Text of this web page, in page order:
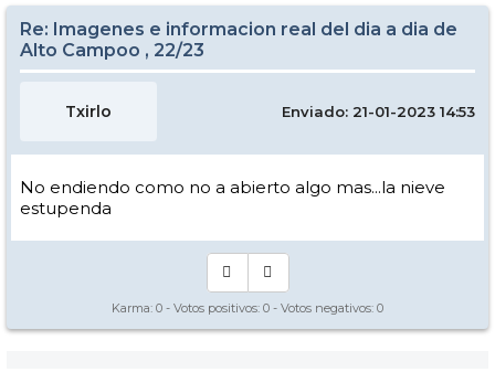
Re: Imagenes e informacion real del dia a dia de
Alto Campoo , 22/23
Txirlo Enviado: 21-01-2023 14:53
No endiendo como no a abierto algo mas...la nieve
estupenda
Karma: 0 - Votos positivos: 0 - Votos negativos: 0